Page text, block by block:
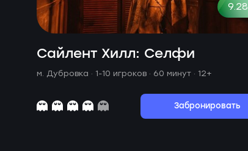
9.28
Сайлент Хилл: Селфи
м. Дубровка · 1-10 игроков · 60 минут · 12+
Забронировать